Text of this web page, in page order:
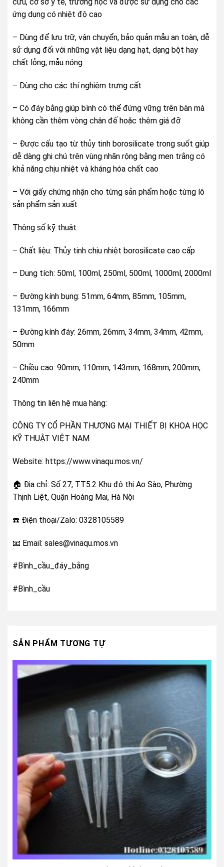
ứng dụng có nhiệt độ cao
– Dùng để lưu trữ, vận chuyển, bảo quản mẫu an toàn, dễ
sử dụng đối với những vật liệu dạng hạt, dạng bột hay
chất lỏng, mẫu nóng
– Dùng cho các thí nghiệm trưng cất
– Có đáy bằng giúp bình có thể đứng vững trên bàn mà
không cần thêm vòng chân đế hoặc thêm giá đỡ
– Được cấu tạo từ thủy tinh borosilicate trong suốt giúp
dễ dàng ghi chú trên vùng nhãn rộng bằng men trắng có
khả năng chịu nhiệt và kháng hóa chất cao
– Với giấy chứng nhận cho từng sản phẩm hoặc từng lô
sản phẩm sản xuất
Thông số kỹ thuật:
– Chất liệu: Thủy tinh chịu nhiệt borosilicate cao cấp
– Dung tích: 50ml, 100ml, 250ml, 500ml, 1000ml, 2000ml
– Đường kính bụng: 51mm, 64mm, 85mm, 105mm,
131mm, 166mm
– Đường kính đáy: 26mm, 26mm, 34mm, 34mm, 42mm,
50mm
– Chiều cao: 90mm, 110mm, 143mm, 168mm, 200mm,
240mm
Thông tin liên hệ mua hàng:
CÔNG TY CỔ PHẦN THƯƠNG MẠI THIẾT BỊ KHOA HỌC
KỸ THUẬT VIỆT NAM
Website: https://www.vinaqu.mos.vn/
🏠 Địa chỉ: Số 27, TT5.2 Khu đô thị Ao Sào, Phường
Thịnh Liệt, Quận Hoàng Mai, Hà Nội
☎️ Điện thoại/Zalo: 0328105589
📧 Email: sales@vinaqu.mos.vn
#Bình_cầu_đáy_bằng
#Bình_cầu
SẢN PHẨM TƯƠNG TỰ